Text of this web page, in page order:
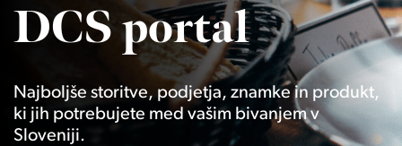
DCS portal
Najboljše storitve, podjetja, znamke in produkt,
ki jih potrebujete med vašim bivanjem v
Sloveniji.